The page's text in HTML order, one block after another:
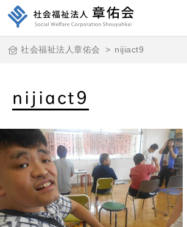
社会福祉法人章佑会 > nijiact9
nijiact9